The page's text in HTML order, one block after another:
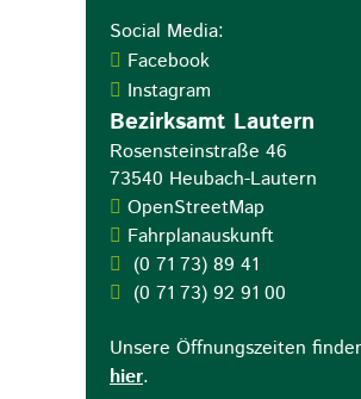
+
−
Social Media:
Facebook
Instagram
Bezirksamt Lautern
Rosensteinstraße 46
73540 Heubach-Lautern
OpenStreetMap
Fahrplanauskunft
(0 71 73) 89 41
(0 71 73) 92 91 00
Unsere Öffnungszeiten
hier.